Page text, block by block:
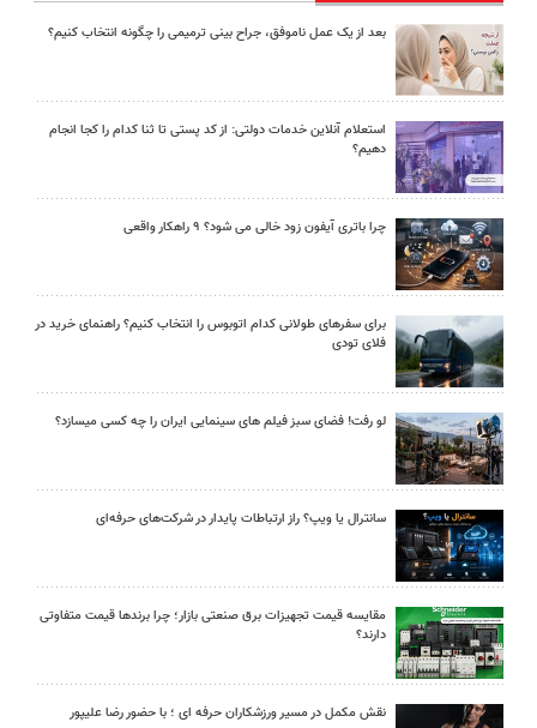
بعد از یک عمل ناموفق، جراح بینی ترمیمی را چگونه انتخاب کنیم؟
استعلام آنلاین خدمات دولتی: از کد پستی تا ثنا کدام را کجا انجام
دهیم؟
چرا باتری آیفون زود خالی می شود؟ ۹ راهکار واقعی
برای سفرهای طولانی کدام اتوبوس را انتخاب کنیم؟ راهنمای خرید در
فلای تودی
لو رفت! فضای سبز فیلم های سینمایی ایران را چه کسی میسازد؟
سانترال یا ویپ؟ راز ارتباطات پایدار در شرکت‌های حرفه‌ای
مقایسه قیمت تجهیزات برق صنعتی بازار؛ چرا برندها قیمت متفاوتی
دارند؟
نقش مکمل در مسیر ورزشکاران حرفه ای ؛ با حضور رضا علیپور